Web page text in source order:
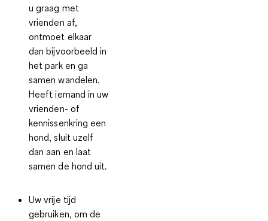
u graag met
vrienden af,
ontmoet elkaar
dan bijvoorbeeld in
het park en ga
samen wandelen.
Heeft iemand in uw
vrienden- of
kennissenkring een
hond, sluit uzelf
dan aan en laat
samen de hond uit.
Uw vrije tijd
gebruiken, om de